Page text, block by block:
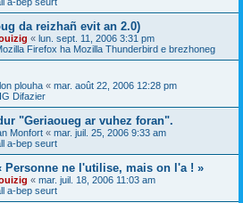
da reizhañ evit an 2.0)
« lun. sept. 11, 2006 3:31 pm
Firefox ha Mozilla Thunderbird e brezhoneg
plouha « mar. août 22, 2006 12:28 pm
Difazier
"Geriaoueg ar vuhez foran".
Monfort « mar. juil. 25, 2006 9:33 am
a-bep seurt
Personne ne l'utilise, mais on l'a ! »
« mar. juil. 18, 2006 11:03 am
a-bep seurt